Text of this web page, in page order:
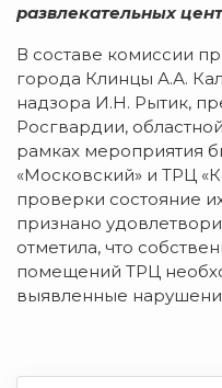
развлекательных
В составе комиссии
города Клинцы А.А.
надзора И.Н. Рытик,
Росгвардии,
рамках мероприятия
«Московский» и ТРЦ
проверки состояние
признано
отметила, что
помещений ТРЦ
выявленные